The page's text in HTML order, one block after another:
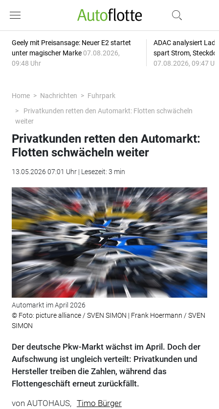
Geely mit Preisansage: Neuer E2 startet
unter magischer Marke 07.08.2026,
09:48 Uhr
ADAC analysiert
spart Strom,
07.08.2026, 09:47
Home Nachrichten
Fuhrpark
Privatkunden retten den Automarkt: Flotten schwächeln
weiter
Privatkunden retten den Automarkt:
Flotten schwächeln weiter
13.05.2026 07:01 Uhr | Lesezeit: 3 min
Automarkt im April 2026
© Foto: picture alliance / SVEN SIMON | Frank Hoermann / SVEN
SIMON
Der deutsche Pkw-Markt wächst im April. Doch der
Aufschwung ist ungleich verteilt: Privatkunden und
Hersteller treiben die Zahlen, während das
Flottengeschäft erneut zurückfällt.
von AUTOHAUS, Timo Bürger